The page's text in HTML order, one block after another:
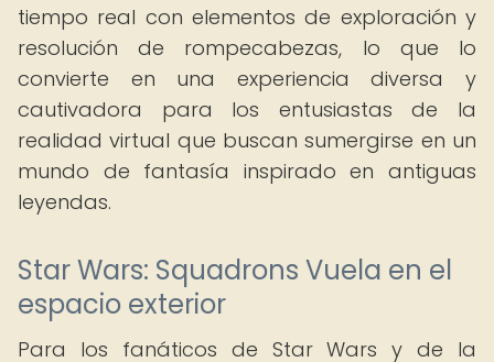
tiempo real con elementos de exploración y
resolución de rompecabezas, lo que lo
convierte en una experiencia diversa y
cautivadora para los entusiastas de la
realidad virtual que buscan sumergirse en un
mundo de fantasía inspirado en antiguas
leyendas.
Star Wars: Squadrons Vuela en el
espacio exterior
Para los fanáticos de Star Wars y de la